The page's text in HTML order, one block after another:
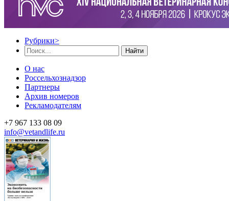
Рубрики>
Найти
О нас
Россельхознадзор
Партнеры
Архив номеров
Рекламодателям
+7 967 133 08 09
info@vetandlife.ru